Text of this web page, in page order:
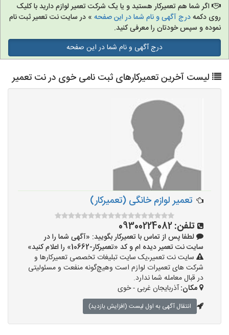
اگر شما هم تعمیرکار هستید و یا یک شرکت تعمیر لوازم دارید با کلیک
روی دکمهدرج آگهی و نام شما در این صفحه » در سایت نت تعمیر ثبت نام
نموده و سپس خودتان را معرفی کنید.
درج آگهی و نام شما در این صفحه
لیست آخرین تعمیرکارهای ثبت نامی خوی در نت تعمیر
تعمیر لوازم خانگی (تعمیرکار)
تلفن:09300224082
لطفا پس از تماس با تعمیرکار بگویید: «آگهی شما را در
سایت نت تعمیر دیده ام و کد «تعمیرکار-10662» را اعلام کنید»
سایت نت تعمیر،یک سایت تبلیغات تخصصی تعمیرکارها و
شرکت های تعمیرات لوازم است وهیچ‌گونه منفعت و مسئولیتی
در قبال معامله شما ندارد.
مکان:آذربایجان غربی - خوی
انتقال آگهی به اول لیست (افزایش بازدید)